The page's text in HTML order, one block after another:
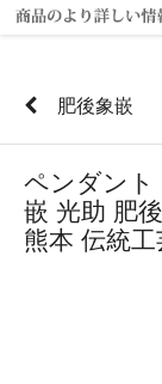
肥後象嵌
ペンダント
嵌 光助 肥
熊本 伝統